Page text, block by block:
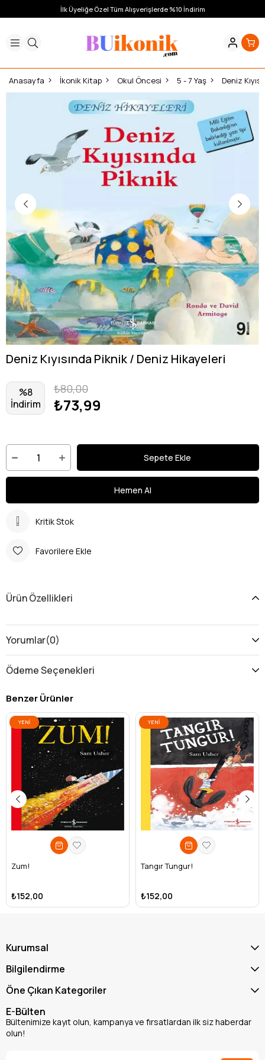
İlk Üyeliğe Özel Tüm Alışverişlerde %10 İndirim
Anasayfa İkonik Kitap Okul Öncesi 5 - 7 Yaş Deniz
Deniz Kıyısında Piknik / Deniz Hikayeleri
%8
İndirim
₺80,00
₺73,99
Kritik Stok
Favorilere Ekle
Ürün Özellikleri
Yorumlar(0)
Ödeme Seçenekleri
Benzer Ürünler
Zum!
₺152,00
YENI
ÜRÜN
Tangır Tungur!
₺152,00
YENI
ÜRÜN
Kurumsal
Bilgilendirme
Öne Çıkan Kategoriler
E-Bülten
Bültenimize kayıt olun, kampanya ve fırsatlardan ilk siz haberdar
olun!